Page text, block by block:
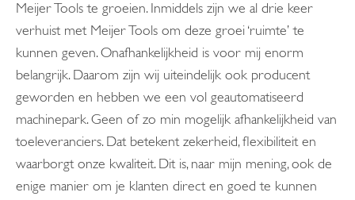
Meijer Tools te groeien. Inmiddels zijn we al drie keer
verhuist met Meijer Tools om deze groei ‘ruimte’ te
kunnen geven. Onafhankelijkheid is voor mij enorm
belangrijk. Daarom zijn wij uiteindelijk ook producent
geworden en hebben we een vol geautomatiseerd
machinepark. Geen of zo min mogelijk afhankelijkheid van
toeleveranciers. Dat betekent zekerheid, flexibiliteit en
waarborgt onze kwaliteit. Dit is, naar mijn mening, ook de
enige manier om je klanten direct en goed te kunnen